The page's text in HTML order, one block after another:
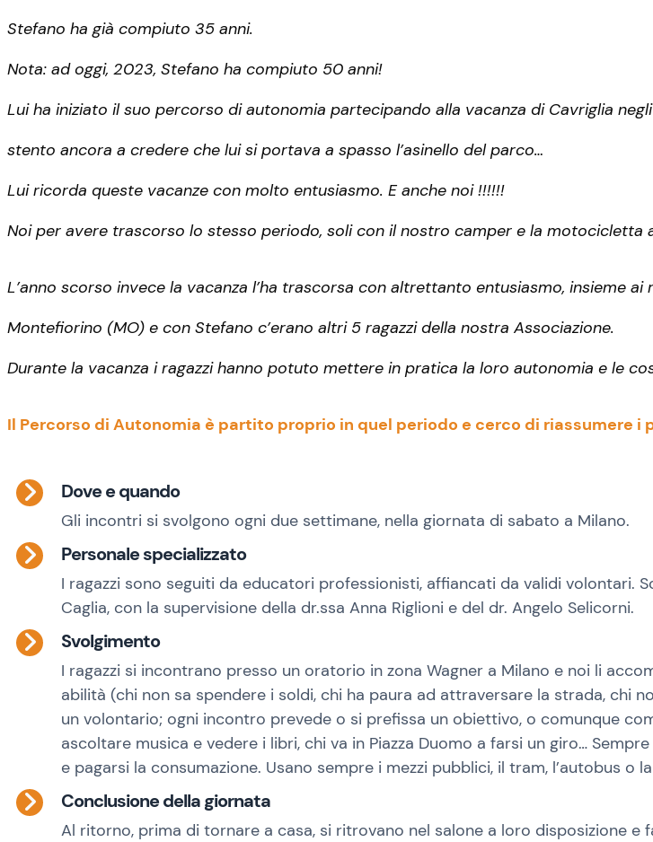
Stefano ha già compiuto 35 anni.
Nota: ad oggi, 2023, Stefano ha compiuto 50 anni!
Lui ha iniziato il suo percorso di autonomia partecipando alla vacanza di Cavriglia
stento ancora a credere che lui si portava a spasso l’asinello del parco…
Lui ricorda queste vacanze con molto entusiasmo. E anche noi !!!!!!
Noi per avere trascorso lo stesso periodo, soli con il nostro camper e la motocicletta
L’anno scorso invece la vacanza l’ha trascorsa con altrettanto entusiasmo, insieme ai
Montefiorino (MO) e con Stefano c’erano altri 5 ragazzi della nostra Associazione.
Durante la vacanza i ragazzi hanno potuto mettere in pratica la loro autonomia e le
Il Percorso di Autonomia è partito proprio in quel periodo e cerco di riassumere
Dove e quando
Gli incontri si svolgono ogni due settimane, nella giornata di sabato a Milano.
Personale specializzato
I ragazzi sono seguiti da educatori professionisti, affiancati da validi volontari.
Caglia, con la supervisione della dr.ssa Anna Riglioni e del dr. Angelo Selicorni.
Svolgimento
I ragazzi si incontrano presso un oratorio in zona Wagner a Milano e noi li
abilità (chi non sa spendere i soldi, chi ha paura ad attraversare la strada, chi
un volontario; ogni incontro prevede o si prefissa un obiettivo, o comunque
ascoltare musica e vedere i libri, chi va in Piazza Duomo a farsi un giro…
e pagarsi la consumazione. Usano sempre i mezzi pubblici, il tram, l’autobus o
Conclusione della giornata
Al ritorno, prima di tornare a casa, si ritrovano nel salone a loro disposizione